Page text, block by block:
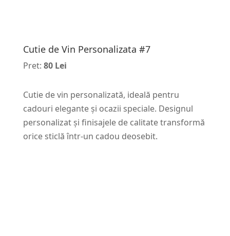
Cutie de Vin Personalizata #7
Pret: 80 Lei
Cutie de vin personalizată, ideală pentru
cadouri elegante și ocazii speciale. Designul
personalizat și finisajele de calitate transformă
orice sticlă într-un cadou deosebit.